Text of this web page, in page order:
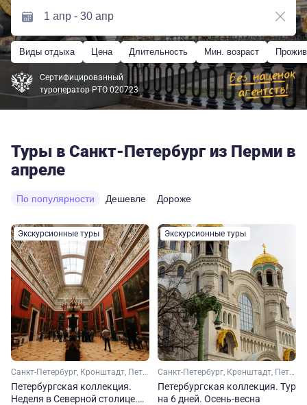
Виды отдыха Цена Длительность Мин. возраст
Сертифицированный
туроператор РТО 020723
Туры в Санкт-Петербург из Перми в
апреле
По популярности Дешевле Дороже
Экскурсионные туры
Санкт-Петербург, Кронштадт, Петергоф
Петербургская коллекция.
Неделя в Северной столице.
Экскурсионные туры
Санкт-Петербург, Кронштадт, Петергоф
Петербургская коллекция. Тур
на 6 дней. Осень-весна